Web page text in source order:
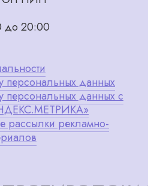
до 20:00
персональных данных
персональных данных с
рассылки рекламно-